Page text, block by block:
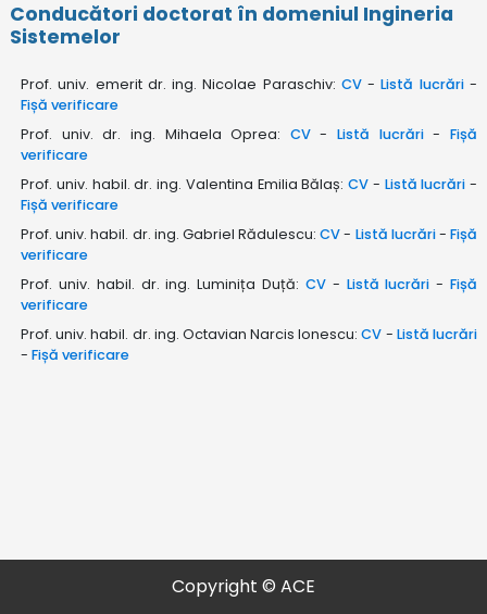
Conducători doctorat în domeniul Ingineria
Sistemelor
Prof. univ. emerit dr. ing. Nicolae Paraschiv: CV-Listă lucrări-
Fișă verificare
Prof. univ. dr. ing. Mihaela Oprea: CV-Listă lucrări-Fișă
verificare
Prof. univ. habil. dr. ing. Valentina Emilia Bălaș: CV - Listă lucrări -
Fișă verificare
Prof. univ. habil. dr. ing. Gabriel Rădulescu:CV- Listă lucrări-Fișă
verificare
Prof. univ. habil. dr. ing. Luminița Duță: CV- Listă lucrări -Fișă
verificare
Prof. univ. habil. dr. ing. Octavian Narcis Ionescu:CV - Listă lucrări
- Fișă verificare
Copyright © ACE